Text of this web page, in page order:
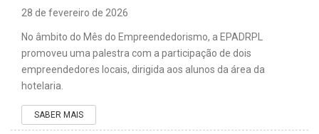
28 de fevereiro de 2026
No âmbito do Mês do Empreendedorismo, a EPADRPL
promoveu uma palestra com a participação de dois
empreendedores locais, dirigida aos alunos da área da
hotelaria.
SABER MAIS